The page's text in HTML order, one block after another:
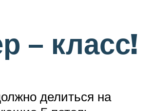
– класс!
делиться на